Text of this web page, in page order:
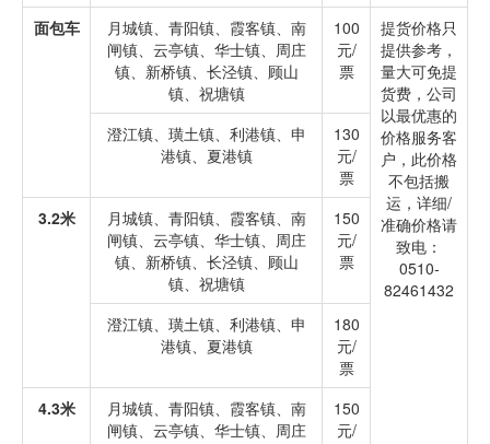
面包车
月城镇、青阳镇、霞客镇、南
闸镇、云亭镇、华士镇、周庄
镇、新桥镇、长泾镇、顾山
镇、祝塘镇
100
元/
票
提货价格只
提供参考，
量大可免提
货费，公司
以最优惠的
价格服务客
户，此价格
不包括搬
运，详细/
准确价格请
致电：
0510-
82461432
澄江镇、璜土镇、利港镇、申
港镇、夏港镇
130
元/
票
3.2米
月城镇、青阳镇、霞客镇、南
闸镇、云亭镇、华士镇、周庄
镇、新桥镇、长泾镇、顾山
镇、祝塘镇
150
元/
票
澄江镇、璜土镇、利港镇、申
港镇、夏港镇
180
元/
票
4.3米
月城镇、青阳镇、霞客镇、南
闸镇、云亭镇、华士镇、周庄
150
元/